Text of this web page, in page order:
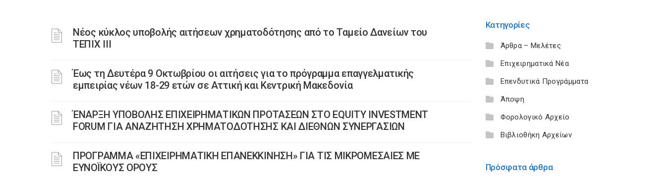
Νέος κύκλος υποβολής αιτήσεων χρηματοδότησης από το Ταμείο Δανείων του
ΤΕΠΙΧ ΙΙΙ
Έως τη Δευτέρα 9 Οκτωβρίου οι αιτήσεις για το πρόγραμμα επαγγελματικής
εμπειρίας νέων 18-29 ετών σε Αττική και Κεντρική Μακεδονία
ΈΝΑΡΞΗ ΥΠΟΒΟΛΗΣ ΕΠΙΧΕΙΡΗΜΑΤΙΚΩΝ ΠΡΟΤΑΣΕΩΝ ΣΤΟ EQUITY INVESTMENT
FORUM ΓΙΑ ΑΝΑΖΗΤΗΣΗ ΧΡΗΜΑΤΟΔΟΤΗΣΗΣ ΚΑΙ ΔΙΕΘΝΩΝ ΣΥΝΕΡΓΑΣΙΩΝ
ΠΡΟΓΡΑΜΜΑ «ΕΠΙΧΕΙΡΗΜΑΤΙΚΗ ΕΠΑΝΕΚΚΙΝΗΣΗ» ΓΙΑ ΤΙΣ ΜΙΚΡΟΜΕΣΑΙΕΣ ΜΕ
ΕΥΝΟΪΚΟΥΣ ΟΡΟΥΣ
Κατηγορίες
Άρθρα – Μελέτες
Επιχειρηματικά Νέα
Επενδυτικά Προγράμματα
Άποψη
Φορολογικό Αρχείο
Βιβλιοθήκη Αρχείων
Πρόσφατα άρθρα